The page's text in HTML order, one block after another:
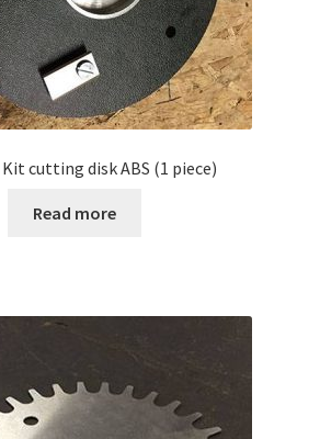
Kit cutting disk ABS (1 piece)
Read more